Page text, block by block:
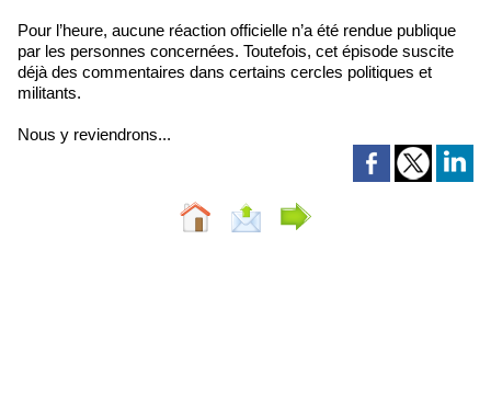
Pour l’heure, aucune réaction officielle n’a été rendue publique
par les personnes concernées. Toutefois, cet épisode suscite
déjà des commentaires dans certains cercles politiques et
militants.
Nous y reviendrons...